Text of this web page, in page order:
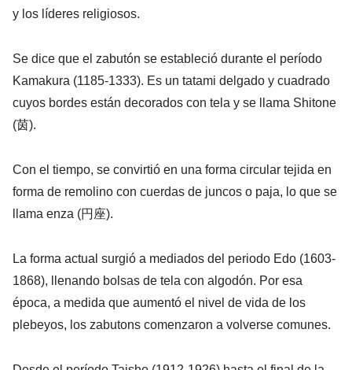
y los líderes religiosos.
Se dice que el zabutón se estableció durante el período
Kamakura (1185-1333). Es un tatami delgado y cuadrado
cuyos bordes están decorados con tela y se llama Shitone
(茵).
Con el tiempo, se convirtió en una forma circular tejida en
forma de remolino con cuerdas de juncos o paja, lo que se
llama enza (円座).
La forma actual surgió a mediados del periodo Edo (1603-
1868), llenando bolsas de tela con algodón. Por esa
época, a medida que aumentó el nivel de vida de los
plebeyos, los zabutons comenzaron a volverse comunes.